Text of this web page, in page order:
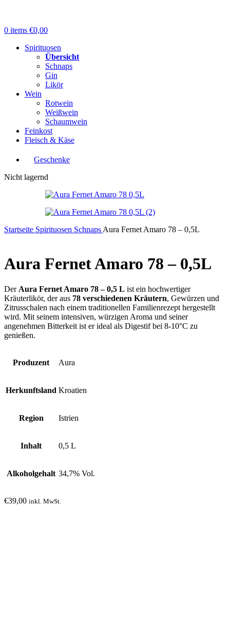
0 items €0,00
Spirituosen
Übersicht
Schnaps
Gin
Likör
Wein
Rotwein
Weißwein
Schaumwein
Feinkost
Fleisch & Käse
Geschenke
Nicht lagernd
Startseite Spirituosen Schnaps Aura Fernet Amaro 78 – 0,5L
Aura Fernet Amaro 78 – 0,5L
Der Aura Fernet Amaro 78 – 0,5 L ist ein hochwertiger
Kräuterlikör, der aus 78 verschiedenen Kräutern, Gewürzen und
Zitrusschalen nach einem traditionellen Familienrezept hergestellt
wird. Mit seinem intensiven, würzigen Aroma und seiner
angenehmen Bitterkeit ist er ideal als Digestif bei 8-10°C zu
genießen.
Produzent Aura
Herkunftsland Kroatien
Region Istrien
Inhalt 0,5 L
Alkoholgehalt 34,7% Vol.
€39,00 inkl. MwSt.